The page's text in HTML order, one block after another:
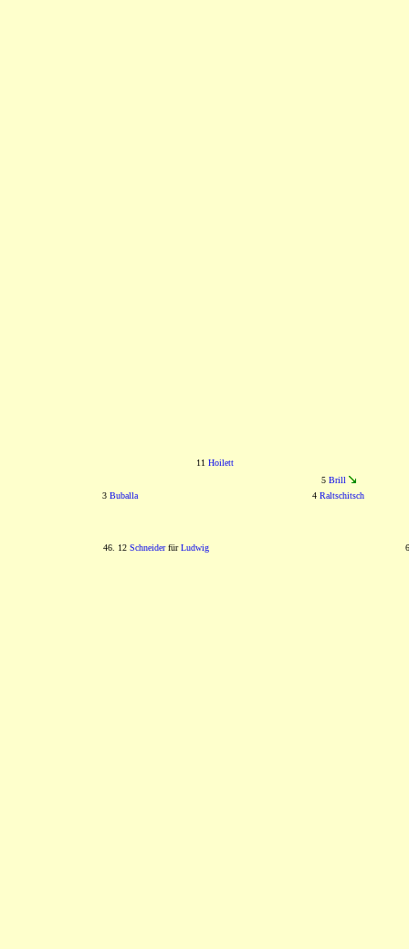
11 Hoilett
5 Brill
3 Buballa 4 Raltschitsch
46. 12 SchneiderfürLudwig